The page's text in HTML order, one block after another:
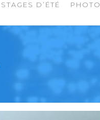
STAGES D’ÉTÉ